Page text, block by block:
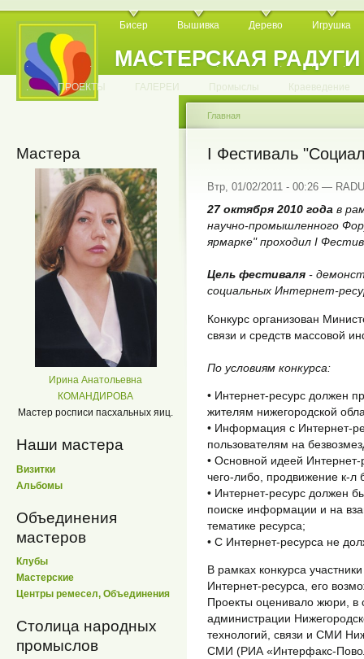
МАСТЕРСКАЯ РАДУГИ
Бисер Вышивка Дерево Игрушка
. . . . . . . . . . .
. ПРОЕКТЫ ГАЛЕРЕИ Промыслы Краеведение
Мастера
Ирина Анатольевна
КОМАНДИРОВА
Мастер росписи пасхальных яиц.
Наши мастера
Визитки
Альбомы
Объединения
мастеров
Клубы
Мастерские
Центры ремесел, Объединения
Столица народных
промыслов
Главная
I Фестиваль
Втр, 01/02/2011 - 00:26 —
27 октября 2010 года в
научно-промышленного
ярмарке" проходил I
Цель фестиваля -
социальных Интернет-
Конкурс организован
связи и средств массовой
По условиям конкурса:
• Интернет-ресурс должен
жителям нижегородской
• Информация с Интернет-
пользователям на
• Основной идеей
чего-либо, продвижение к-л
• Интернет-ресурс должен
поиске информации и на
тематике ресурса;
• С Интернет-ресурса не
В рамках конкурса
Интернет-ресурса, его
Проекты оценивало жюри, в
администрации
технологий, связи и СМИ
СМИ (РИА «Интерфакс-